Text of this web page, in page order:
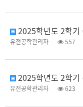
2025학년도 2학기
유전공학관리자 557
2025학년도 2학기
유전공학관리자 623